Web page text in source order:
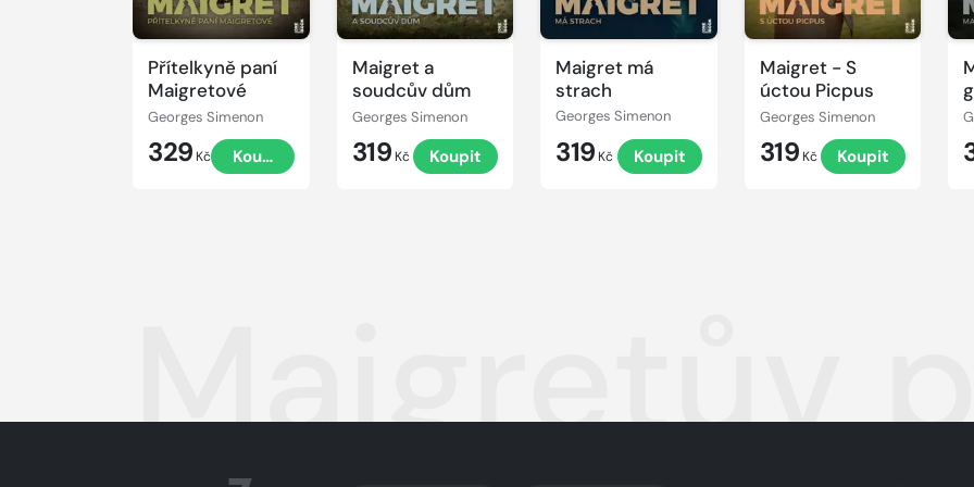
Přítelkyně paní
Maigretové
Georges Simenon
329 Kč Koupit
Maigret a
soudcův dům
Georges Simenon
319 Kč Koupit
Maigret má
strach
Georges Simenon
319 Kč Koupit
Maigret - S
úctou Picpus
Georges Simenon
319 Kč Koupit
Maigretův